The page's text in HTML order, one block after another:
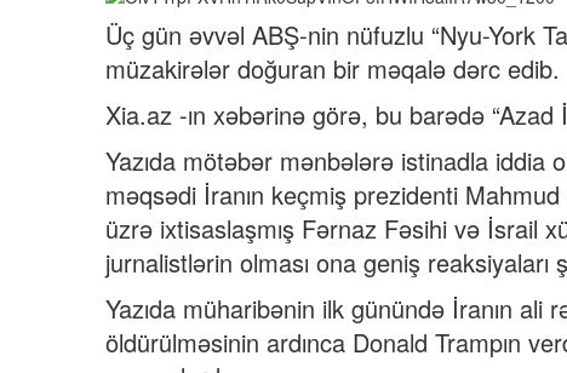
Üç gün əvvəl ABŞ-nin nüfuzlu “Nyu-York
müzakirələr doğuran bir məqalə dərc edib.
Xia.az -ın xəbərinə görə, bu barədə “Azad
Yazıda mötəbər mənbələrə istinadla iddia
məqsədi İranın keçmiş prezidenti
üzrə ixtisaslaşmış Fərnaz Fəsihi və İsrail
jurnalistlərin olması ona geniş
Yazıda müharibənin ilk günündə İranın
öldürülməsinin ardınca Donald Trampın